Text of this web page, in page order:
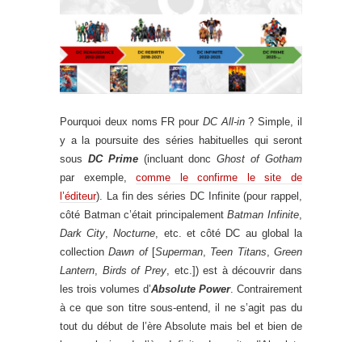
Pourquoi deux noms FR pour DC All-in? Simple, il
y a la poursuite des séries habituelles qui seront
sous DC Prime (incluant doncGhost of Gotham
par exemple,comme le confirme le site de
l’éditeur). La fin des séries DC Infinite (pour rappel,
côté Batman c’était principalementBatman Infinite
Dark City ,Nocturne , etc. et côté DC au global la
collectionDawn of[Superman Teen Titans ,Green
Lantern
Birds of Prey, etc.]) est à découvrir dans
les trois volumes d’Absolute Power. Contrairement
à ce que son titre sous-entend, il ne s’agit pas du
tout du début de l’ère Absolute mais bel et bien de